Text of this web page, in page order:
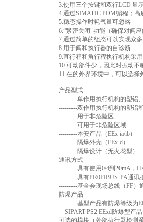
3.使用三个按键和双行LCD 显
4.通过SIMATIC PDM编程；
5.稳态操作时耗气量可忽略
6.“紧密关闭"功能（确保对阀
7.通过简单的组态可以实现众
8.用于阀和执行器的自诊断
9.直行程和角行程执行机构采
10.可动部件少，因此对振动不
11.在的外界环境中，可以选
产品型式
---------单作用执行机构的塑铝
---------双作用执行机构的塑铝
---------用于非危险区
---------可用于非危险区域
---------本安产品（EEx ia/ib）
---------隔爆外壳（EEx d）
---------隔爆设计（无火花型）
通讯方式
---------具有使用0/4到20mA，
---------具有PR0FIBUS-PA通讯
---------基金会现场总线（FF）
防爆产品
---------基型产品有防爆等级为
SIPART PS2 EExd防爆型产
可选的模块（外部执行器检测